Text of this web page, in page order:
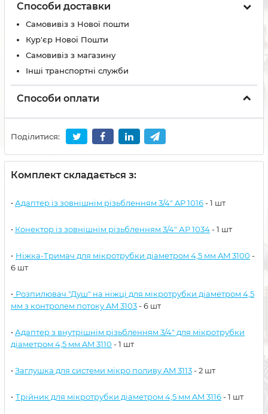
Способи доставки
Самовивіз з Нової пошти
Кур'єр Нової Пошти
Самовивіз з магазину
Інші транспортні служби
Способи оплати
Поділитися:
Комплект складається з:
• Адаптер із зовнішнім різьбленням 3/4" AP 1016- 1 шт
• Конектор із зовнішнім різьбленням 3/4" АР 1034- 1 шт
• Ніжка-Тримач для мікротрубки діаметром 4,5 мм AM 3100 -
6 шт
• Розпилювач "Душ" на ніжці для мікротрубки діаметром 4,5
мм з контролем потоку AM 3103- 6 шт
• Адаптер з внутрішнім різьбленням 3/4" для мікротрубки
діаметром 4,5 мм AM 3110 - 1 шт
• Заглушка для системи мікро поливу AM 3113- 2 шт
• Трійник для мікротрубки діаметром 4,5 мм AM 3116- 1 шт